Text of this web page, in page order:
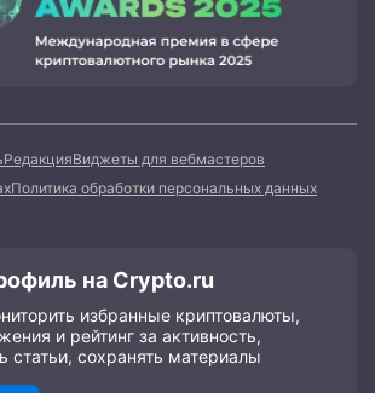
РедакцияВиджеты для вебмастеров
Политика обработки персональных данных
на Crypto.ru
избранные криптовалюты,
и рейтинг за активность,
статьи, сохранять материалы